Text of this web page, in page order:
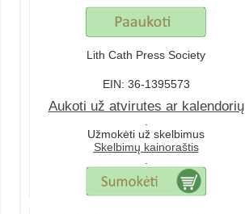
Lith Cath Press Society
EIN: 36-1395573
Aukoti už atvirutes ar kalendorių
.
Užmokėti už skelbimus
Skelbimų kainoraštis
.